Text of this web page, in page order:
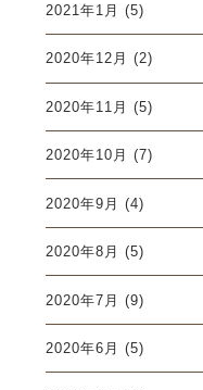
2021年1月 (5)
2020年12月 (2)
2020年11月 (5)
2020年10月 (7)
2020年9月 (4)
2020年8月 (5)
2020年7月 (9)
2020年6月 (5)